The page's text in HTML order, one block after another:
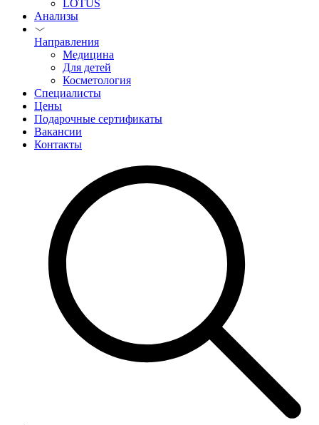
LOTUS
Анализы
Направления
Медицина
Для детей
Косметология
Специалисты
Цены
Подарочные сертификаты
Вакансии
Контакты